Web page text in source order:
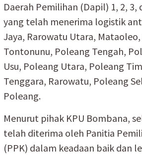
Daerah Pemilihan (Dapil) 1, 2, 3,
yang telah menerima logistik
Jaya, Rarowatu Utara, Mataoleo,
Tontonunu, Poleang Tengah,
Usu, Poleang Utara, Poleang
Tenggara, Rarowatu, Poleang
Poleang.
Menurut pihak KPU Bombana,
telah diterima oleh Panitia
(PPK) dalam keadaan baik dan